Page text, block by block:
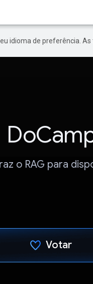
idioma de preferência.
o RAG para
Votar